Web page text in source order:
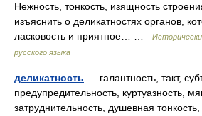
Нежность, тонкость, изящность
изъяснить о деликатностях органов,
ласковость и приятное… …
русского языка
деликатность — галантность, такт,
предупредительность, куртуазность,
затруднительность, душевная тонкость,